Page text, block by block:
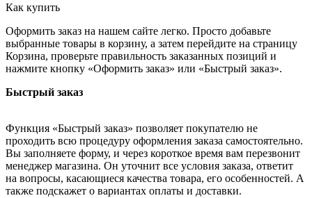
Как купить
Оформить заказ на нашем сайте легко. Просто добавьте
выбранные товары в корзину, а затем перейдите на страницу
Корзина, проверьте правильность заказанных позиций и
нажмите кнопку «Оформить заказ» или «Быстрый заказ».
Быстрый заказ
Функция «Быстрый заказ» позволяет покупателю не
проходить всю процедуру оформления заказа самостоятельно.
Вы заполняете форму, и через короткое время вам перезвонит
менеджер магазина. Он уточнит все условия заказа, ответит
на вопросы, касающиеся качества товара, его особенностей. А
также подскажет о вариантах оплаты и доставки.